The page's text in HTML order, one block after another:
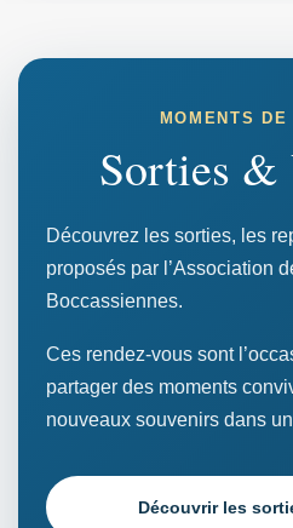
MOMENTS DE
Sorties &
Découvrez les sorties, les
proposés par l’Association
Boccassiennes.
Ces rendez-vous sont
partager des moments
nouveaux souvenirs dans
Découvrir les